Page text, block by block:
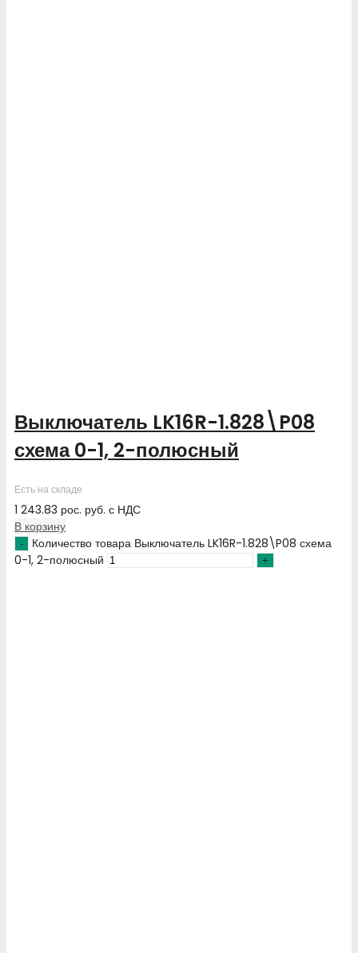
Выключатель LK16R-1.828\P08
схема 0-1, 2-полюсный
Есть на складе
1 243.83 рос. руб. с НДС
В корзину
Количество товара Выключатель LK16R-1.828\P08 схема
0-1, 2-полюсный